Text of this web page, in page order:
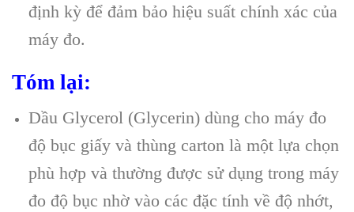
định kỳ để đảm bảo hiệu suất chính xác của
máy đo.
Tóm lại:
Dầu Glycerol (Glycerin) dùng cho máy đo
độ bục giấy và thùng carton là một lựa chọn
phù hợp và thường được sử dụng trong máy
đo độ bục nhờ vào các đặc tính về độ nhớt,